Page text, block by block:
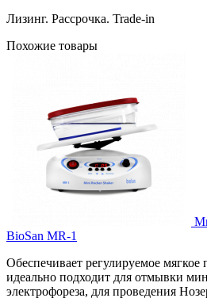
Лизинг. Рассрочка. Trade-in
Похожие товары
BioSan MR-1
Обеспечивает регулируемое
идеально подходит для отмывки
электрофореза, для проведения